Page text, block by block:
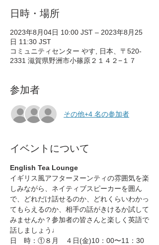
日時・場所
2023年8月04日 10:00 JST – 2023年8月25
日 11:30 JST
コミュニティセンター やす, 日本、〒520-
2331 滋賀県野洲市小篠原２１４２−１７
参加者
その他+4 名の参加者
イベントについて
English Tea Lounge
イギリス風アフターヌーンティの雰囲気を楽
しみながら、ネイティブスピーカーを囲ん
で、どれだけ話せるのか、どれくらいわかっ
てもらえるのか、相手の話がきけるか試して
みませんか？参加者の皆さんと楽しく英語で
話しましょう♩
日　時：①８月　４日(金)10：00〜11：30